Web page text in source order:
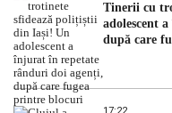
Tinerii cu
adolescent
după care